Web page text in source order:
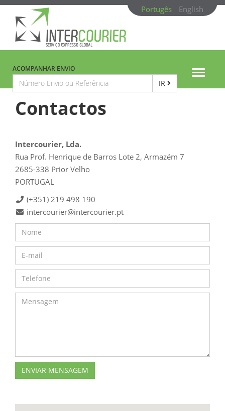
Portugês English
ACOMPANHAR ENVIO
IR
Toggle
Contactos
Intercourier, Lda.
Rua Prof. Henrique de Barros Lote 2, Armazém 7
2685-338 Prior Velho
PORTUGAL
(+351) 219 498 190
intercourier@intercourier.pt
ENVIAR MENSAGEM